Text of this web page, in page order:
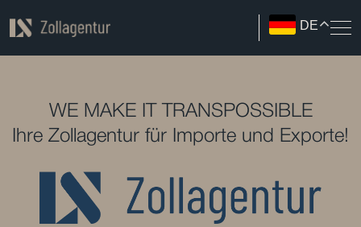
DE
WE MAKE IT TRANSPOSSIBLE
Ihre Zollagentur für Importe und Exporte!